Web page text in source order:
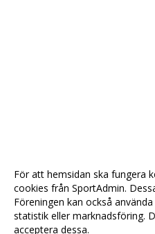
För att hemsidan ska fungera
cookies från SportAdmin.
Föreningen kan också
statistik eller marknadsföring.
acceptera dessa.